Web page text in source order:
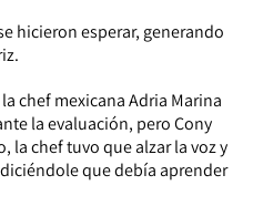
hicieron esperar, generando
chef mexicana Adria Marina
la evaluación, pero Cony
la chef tuvo que alzar la voz y
que debía aprender